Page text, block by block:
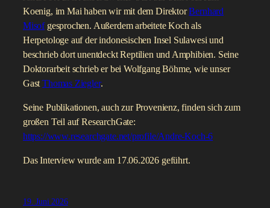
Koenig, im Mai haben wir mit dem DirektorBernhard
Misofgesprochen. Außerdem arbeitete Koch als
Herpetologe auf der indonesischen Insel Sulawesi und
beschrieb dort unentdeckt Reptilien und Amphibien. Seine
Doktorarbeit schrieb er bei Wolfgang Böhme, wie unser
GastThomas Ziegler.
Seine Publikationen, auch zur Provenienz, finden sich zum
großen Teil auf ResearchGate:
https://www.researchgate.net/profile/Andre-Koch-6
Das Interview wurde am 17.06.2026 geführt.
19. Juni 2026